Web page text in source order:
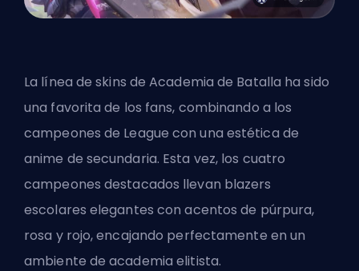
La línea de skins de Academia de Batalla ha sido
una favorita de los fans, combinando a los
campeones de League con una estética de
anime de secundaria. Esta vez, los cuatro
campeones destacados llevan blazers
escolares elegantes con acentos de púrpura,
rosa y rojo, encajando perfectamente en un
ambiente de academia elitista.